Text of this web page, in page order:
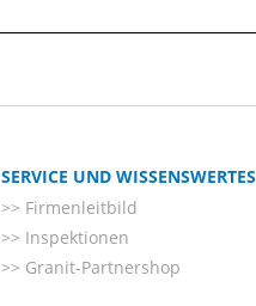
SERVICE UND WISSENSWERTES
Firmenleitbild
Inspektionen
Granit-Partnershop